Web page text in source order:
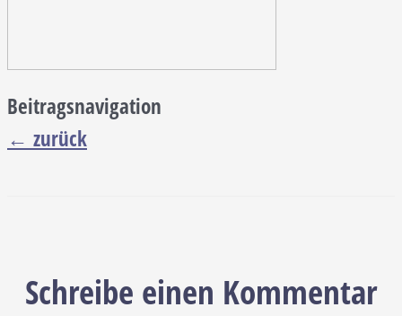
Beitragsnavigation
← zurück
Schreibe einen Kommentar